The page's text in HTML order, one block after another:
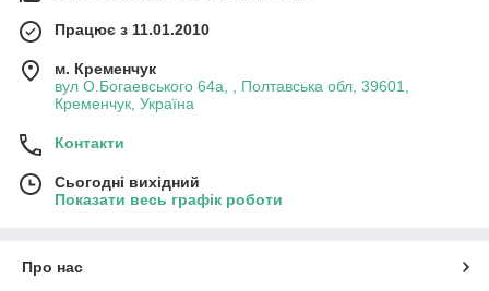
Працює з 11.01.2010
м. Кременчук
вул О.Богаевського 64а, , Полтавська обл, 39601,
Кременчук, Україна
Контакти
Сьогодні вихідний
Показати весь графік роботи
Про нас